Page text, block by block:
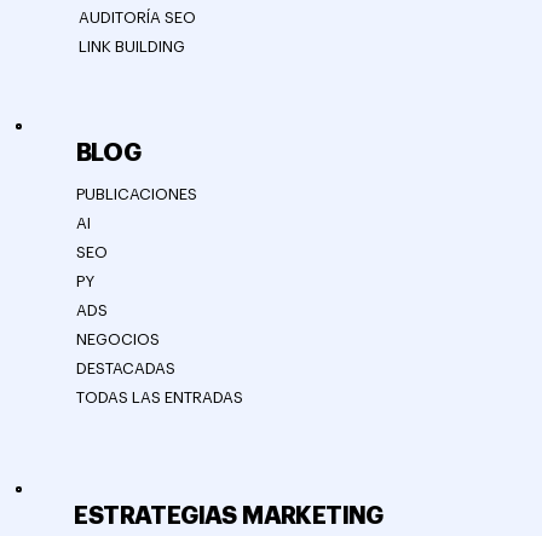
AUDITORÍA SEO
LINK BUILDING
ESTRATEGIAS MARKETING
BLOG
PUBLICACIONES
AI
SEO
PY
ADS
NEGOCIOS
DESTACADAS
TODAS LAS ENTRADAS